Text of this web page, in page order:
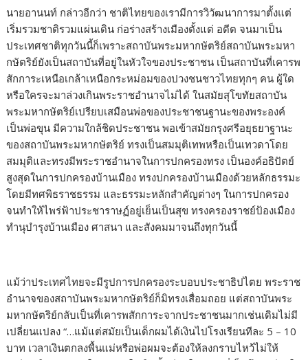
นายอานนท์ กล่าวอีกว่า ชาติไทยของเรามีการวิวัฒนาการมาตั้งแต่
เริ่มรวมชาติรวมแผ่นเดิน ก่อร่างสร้างเมืองตั้งแต่ อดีต จนมาเป็น
ประเทศชาติทุกวันนี้ก็เพราะสถาบันพระมหากษัตริย์สถาบันพระมหา
กษัตริย์ยังเป็นสถาบันที่อยู่ในหัวใจของประชาชน เป็นสถาบันที่เคารพ
สักการะเหนือเกล้าเหนือกระหม่อมของปวงชนชาวไทยทุกๆ คน ผู้ใด
หรือใครจะมาล่วงเกินพระราชอำนาจไม่ได้ ในสมัยสุโขทัยสถาบัน
พระมหากษัตริย์เปรียบเสมือนพ่อของประชาชนฐานะของพระองค์
เป็นพ่อขุน มีความใกล้ชิดประชาชน พอเข้าสมัยกรุงศรีอยุธยาฐานะ
ของสถาบันพระมหากษัตริย์ ทรงเป็นสมมุติเทพหรือเป็นเทวดาโดย
สมมุติและทรงมีพระราชอำนาจในการปกครองทรง เป็นองค์อธิปัตย์
สูงสุดในการปกครองบ้านเมือง ทรงปกครองบ้านเมืองด้วยหลักธรรมะ
โดยมีทศพิธราชธรรม และธรรมะหลักสำคัญต่างๆ ในการปกครอง
จนทำให้ไพร่ฟ้าประชาราษฏ์อยู่เย็นเป็นสุข ทรงครองราชย์ป้องเมือง
ทำนุบำรุงบ้านเมือง ศาสนา และสังคมมาจนถึงทุกวันนี้
แม้ว่าประเทศไทยจะมีรูปการปกครองระบอบประชาธิปไตย พระราช
อำนาจของสถาบันพระมหากษัตริย์ก็มิทรงเสื่อมถอย แต่สถาบันพระ
มหากษัตริย์กลับเป็นที่เคารพสักการะจากประชาชนมากเช่นเดิมไม่มี
เปลี่ยนแปลง “…แม้แต่สมัยเป็นเด็กผมได้เงินไปโรงเรียนทีละ 5 – 10
บาท เวลาเงินตกลงพื้นแม่หรือพ่อผมจะต้องให้ลงกราบไหว้ไม่ให้